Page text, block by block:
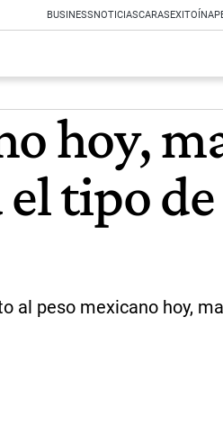
BUSINESSNOTICIASCARASEXITOÍNA
hoy,
tipo
al peso mexicano hoy,